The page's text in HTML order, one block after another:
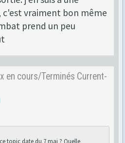
c'est vraiment bon même
prend un peu
en cours/Terminés Current-
topic date du 7 mai ? Quelle